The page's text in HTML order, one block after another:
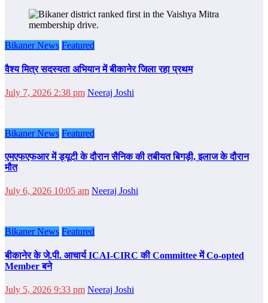
Bikaner News Featured
वैश्य मित्र सदस्यता अभियान में बीकानेर जिला रहा प्रथम
July 7, 2026 2:38 pm Neeraj Joshi
Bikaner News Featured
एमएफएफआर में ड्यूटी के दौरान सैनिक की तबीयत बिगड़ी, इलाज के दौरान
मौत
July 6, 2026 10:05 am Neeraj Joshi
Bikaner News Featured
बीकानेर के जे.पी. आचार्य ICAI-CIRC की Committee में Co-opted
Member बने
July 5, 2026 9:33 pm Neeraj Joshi